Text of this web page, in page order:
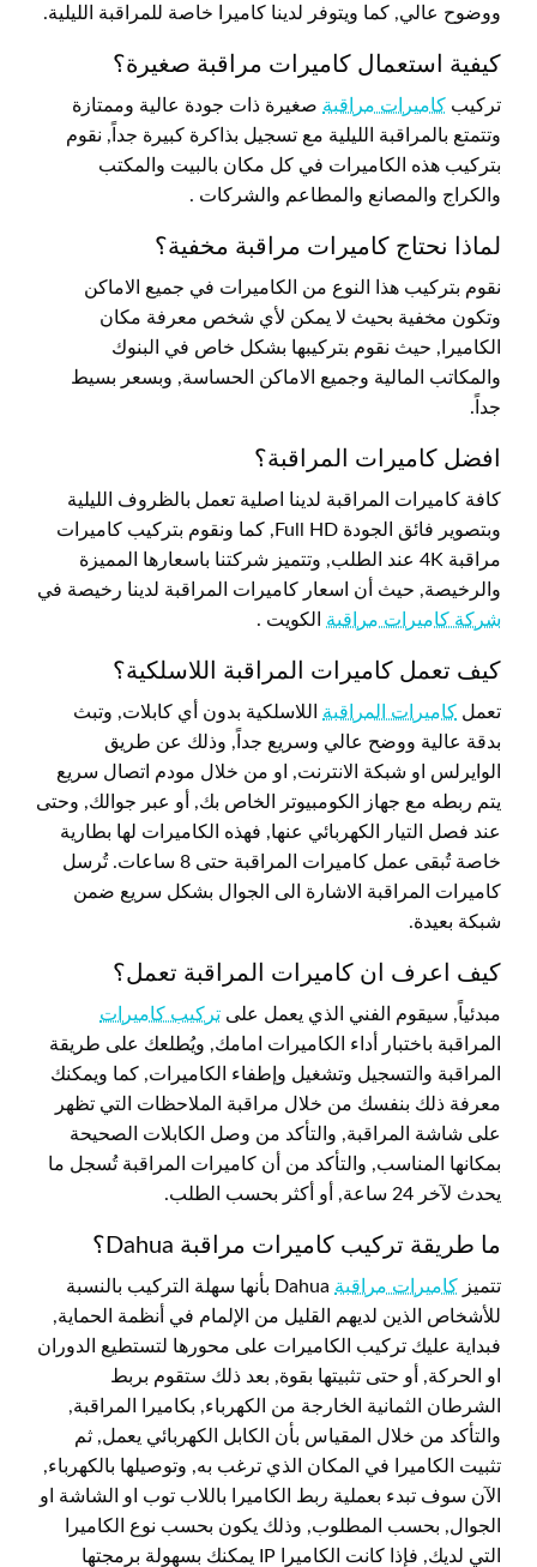
ووضوح عالي, كما ويتوفر لدينا كاميرا خاصة للمراقبة الليلية.
كيفية استعمال كاميرات مراقبة صغيرة؟
تركيب كاميرات مراقبة صغيرة ذات جودة عالية وممتازة
وتتمتع بالمراقبة الليلية مع تسجيل بذاكرة كبيرة جداً, نقوم
بتركيب هذه الكاميرات في كل مكان بالبيت والمكتب
والكراج والمصانع والمطاعم والشركات .
لماذا نحتاج كاميرات مراقبة مخفية؟
نقوم بتركيب هذا النوع من الكاميرات في جميع الاماكن
وتكون مخفية بحيث لا يمكن لأي شخص معرفة مكان
الكاميرا, حيث نقوم بتركيبها بشكل خاص في البنوك
والمكاتب المالية وجميع الاماكن الحساسة, وبسعر بسيط
جداً.
افضل كاميرات المراقبة؟
كافة كاميرات المراقبة لدينا اصلية تعمل بالظروف الليلية
وبتصوير فائق الجودة Full HD, كما ونقوم بتركيب كاميرات
مراقبة 4K عند الطلب, وتتميز شركتنا باسعارها المميزة
والرخيصة, حيث أن اسعار كاميرات المراقبة لدينا رخيصة في
شركة كاميرات مراقبة الكويت .
كيف تعمل كاميرات المراقبة اللاسلكية؟
تعمل كاميرات المراقبة اللاسلكية بدون أي كابلات, وتبث
بدقة عالية ووضح عالي وسريع جداً, وذلك عن طريق
الوايرلس او شبكة الانترنت, او من خلال مودم اتصال سريع
يتم ربطه مع جهاز الكومبيوتر الخاص بك, أو عبر جوالك, وحتى
عند فصل التيار الكهربائي عنها, فهذه الكاميرات لها بطارية
خاصة تُبقى عمل كاميرات المراقبة حتى 8 ساعات. تُرسل
كاميرات المراقبة الاشارة الى الجوال بشكل سريع ضمن
شبكة بعيدة.
كيف اعرف ان كاميرات المراقبة تعمل؟
مبدئياً, سيقوم الفني الذي يعمل على تركيب كاميرات
المراقبة باختبار أداء الكاميرات امامك, ويُطلعك على طريقة
المراقبة والتسجيل وتشغيل وإطفاء الكاميرات, كما ويمكنك
معرفة ذلك بنفسك من خلال مراقبة الملاحظات التي تظهر
على شاشة المراقبة, والتأكد من وصل الكابلات الصحيحة
بمكانها المناسب, والتأكد من أن كاميرات المراقبة تُسجل ما
يحدث لآخر 24 ساعة, أو أكثر بحسب الطلب.
ما طريقة تركيب كاميرات مراقبة Dahua؟
تتميز كاميرات مراقبة
Dahua بأنها سهلة التركيب بالنسبة
للأشخاص الذين لديهم القليل من الإلمام في أنظمة الحماية,
فبداية عليك تركيب الكاميرات على محورها لتستطيع الدوران
او الحركة, أو حتى تثبيتها بقوة, بعد ذلك ستقوم بربط
الشرطان الثمانية الخارجة من الكهرباء, بكاميرا المراقبة,
والتأكد من خلال المقياس بأن الكابل الكهربائي يعمل, ثم
تثبيت الكاميرا في المكان الذي ترغب به, وتوصيلها بالكهرباء,
الآن سوف تبدء بعملية ربط الكاميرا باللاب توب او الشاشة او
الجوال, بحسب المطلوب, وذلك يكون بحسب نوع الكاميرا
التي لديك, فإذا كانت الكاميرا IP يمكنك بسهولة برمجتها